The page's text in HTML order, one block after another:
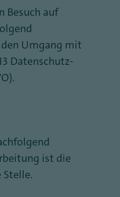
Besuch auf
Umgang mit
Datenschutz-
ist die
Stelle.